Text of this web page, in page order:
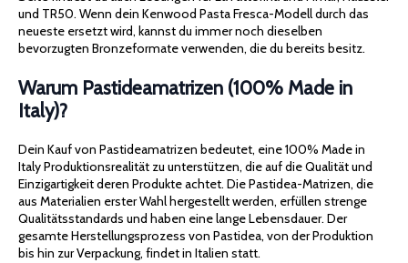
und TR50. Wenn dein Kenwood Pasta Fresca-Modell durch das
neueste ersetzt wird, kannst du immer noch dieselben
bevorzugten Bronzeformate verwenden, die du bereits besitz.
Warum Pastideamatrizen (100% Made in
Italy)?
Dein Kauf von Pastideamatrizen bedeutet, eine 100% Made in
Italy Produktionsrealität zu unterstützen, die auf die Qualität und
Einzigartigkeit deren Produkte achtet. Die Pastidea-Matrizen, die
aus Materialien erster Wahl hergestellt werden, erfüllen strenge
Qualitätsstandards und haben eine lange Lebensdauer. Der
gesamte Herstellungsprozess von Pastidea, von der Produktion
bis hin zur Verpackung, findet in Italien statt.